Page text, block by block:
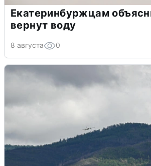
Екатеринбуржцам
вернут воду
8 августа 0